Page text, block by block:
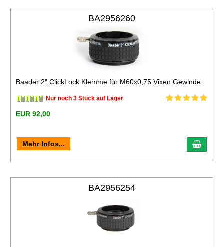
BA2956260
Baader 2" ClickLock Klemme für M60x0,75 Vixen Gewinde
Nur noch 3 Stück auf Lager
EUR 92,00
Mehr Infos...
BA2956254